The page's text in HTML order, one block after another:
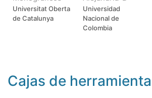
Universitat Oberta
de Catalunya
Universidad
Nacional de
Colombia
Cajas de